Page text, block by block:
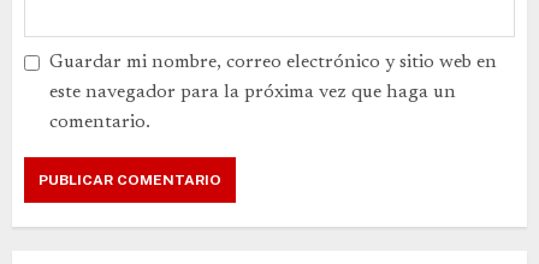
Guardar mi nombre, correo electrónico y sitio web en
este navegador para la próxima vez que haga un
comentario.